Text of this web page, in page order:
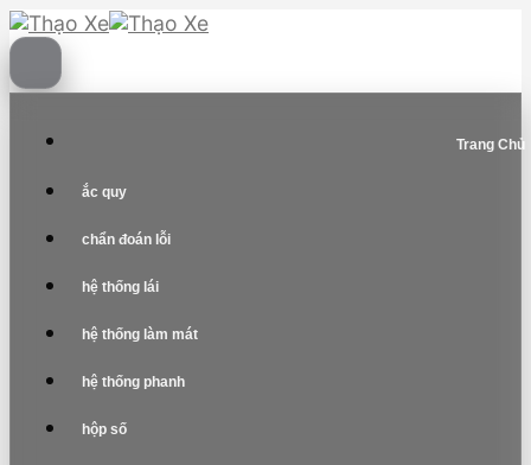
Skip
to
content
Trang Chủ
ắc quy
chẩn đoán lỗi
hệ thống lái
hệ thống làm mát
hệ thống phanh
hộp số